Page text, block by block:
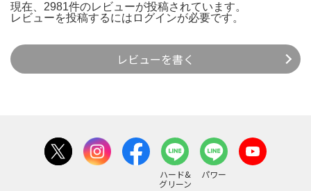
現在、2981件のレビューが投稿されています。
レビューを投稿するには ログインが必要です。
レビューを書く
ハード&
グリーン
パワー